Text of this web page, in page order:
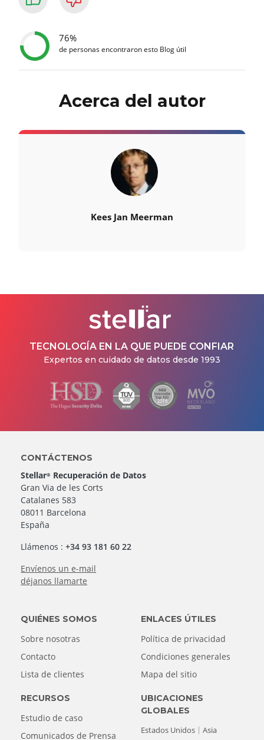
76%
de personas encontraron esto Blog útil
Acerca del autor
Kees Jan Meerman
TECNOLOGÍA EN LA QUE PUEDE CONFIAR
Expertos en cuidado de datos desde 1993
CONTÁCTENOS
Stellar® Recuperación de Datos
Gran Via de les Corts
Catalanes 583
08011 Barcelona
España
Llámenos :+34 93 181 60 22
Envíenos un e-mail
déjanos llamarte
QUIÉNES SOMOS
Sobre nosotras
Contacto
Lista de clientes
ENLACES ÚTILES
Política de privacidad
Condiciones generales
Mapa del sitio
RECURSOS
Estudio de caso
Comunicados de Prensa
UBICACIONES
GLOBALES
Estados Unidos
Asia